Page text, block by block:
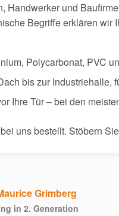
Handwerker und
Begriffe erklären wir
Polycarbonat, PVC
bis zur Industriehalle,
Ihre Tür – bei den
uns bestellt. Stöbern
Grimberg
in 2. Generation